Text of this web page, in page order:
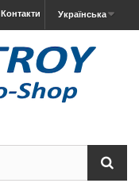
Українська
Контакти